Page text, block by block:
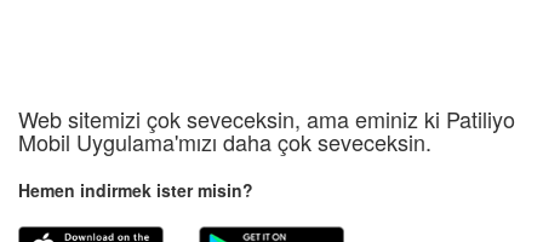
Web sitemizi çok seveceksin, ama eminiz ki Patiliyo
Mobil Uygulama'mızı daha çok seveceksin.
Hemen indirmek ister misin?